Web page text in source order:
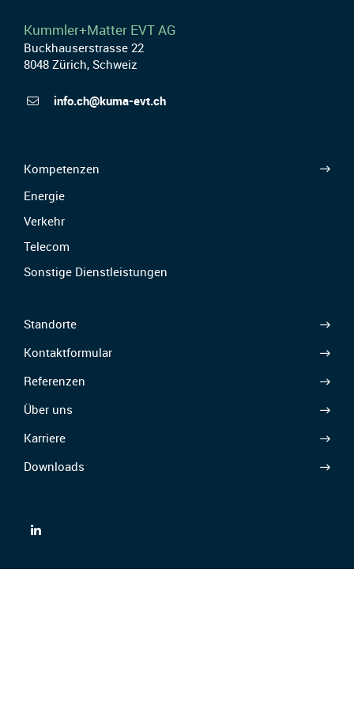
Kummler+Matter EVT AG
Buckhauserstrasse 22
8048 Zürich, Schweiz
info.ch@kuma-evt.ch
Kompetenzen
Energie
Verkehr
Telecom
Sonstige Dienstleistungen
Standorte
Kontaktformular
Referenzen
Über uns
Karriere
Downloads